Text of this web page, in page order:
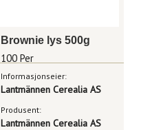
Brownie lys 500g
100 Per
Informasjonseier:
Lantmännen Cerealia AS
Produsent:
Lantmännen Cerealia AS